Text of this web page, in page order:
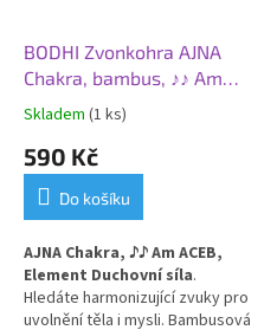
BODHI Zvonkohra AJNA
Chakra, bambus, ♪♪ Am
ACEB, Duchovní síla
Skladem (1 ks)
590 Kč
Do košíku
AJNA Chakra, ♪♪ Am ACEB,
Element Duchovní síla.
Hledáte harmonizující zvuky pro
uvolnění těla i mysli. Bambusová